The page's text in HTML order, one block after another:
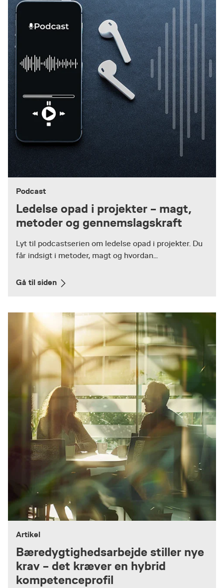
Podcast
Ledelse opad i projekter – magt,
metoder og gennemslagskraft
Lyt til podcastserien om ledelse opad i projekter. Du
får indsigt i metoder, magt og hvordan...
Gå til siden
Artikel
Bæredygtighedsarbejde stiller nye
krav – det kræver en hybrid
kompetenceprofil